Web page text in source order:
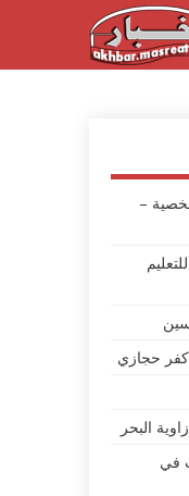
–
حجازي
البحر
في